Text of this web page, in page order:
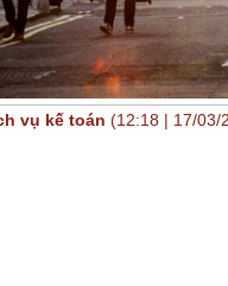
vụ kế toán (12:18 | 17/03/